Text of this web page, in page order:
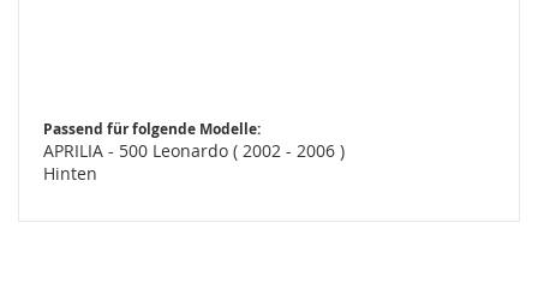
Passend für folgende Modelle:
APRILIA - 500 Leonardo ( 2002 - 2006 )
Hinten